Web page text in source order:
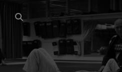
Siirry sisältöön
ETUSIVU
LAJIT